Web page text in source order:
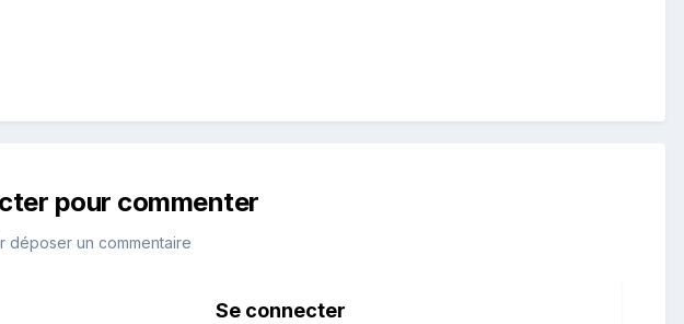
pour commenter
déposer un commentaire
Se connecter